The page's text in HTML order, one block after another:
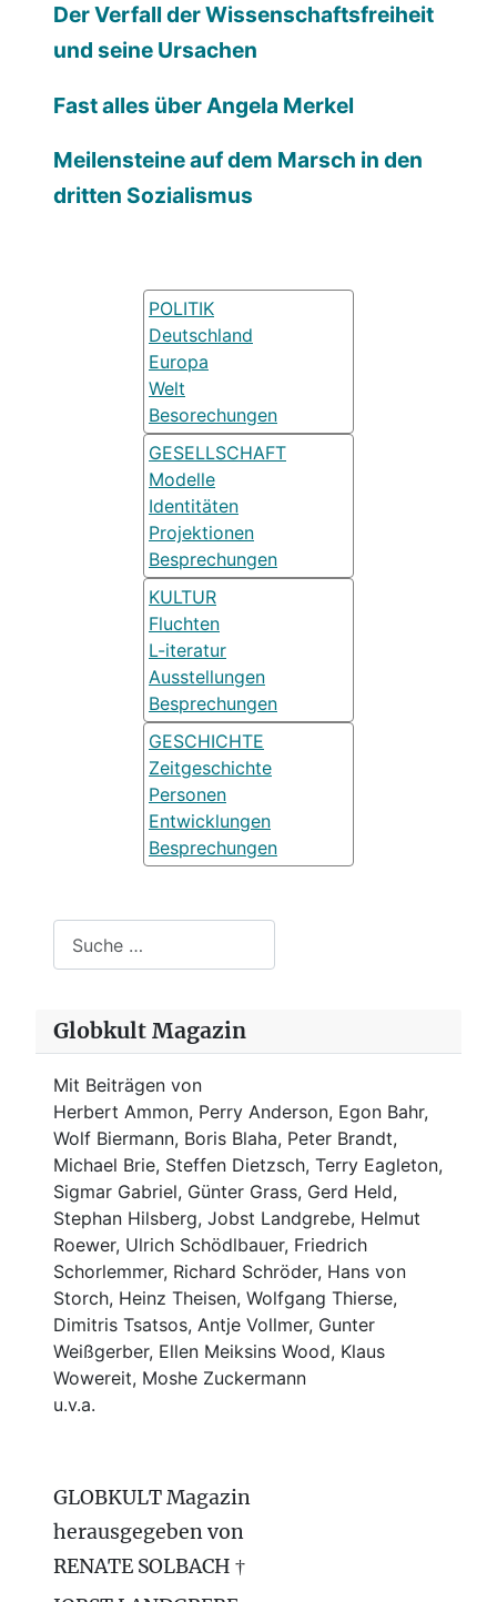
Der Verfall der Wissenschaftsfreiheit
und seine Ursachen
Fast alles über Angela Merkel
Meilensteine auf dem Marsch in den
dritten Sozialismus
POLITIK
Deutschland
Europa
Welt
Besorechungen
GESELLSCHAFT
Modelle
Identitäten
Projektionen
Besprechungen
KULTUR
Fluchten
L-iteratur
Ausstellungen
Besprechungen
GESCHICHTE
Zeitgeschichte
Personen
Entwicklungen
Besprechungen
Globkult Magazin
Mit Beiträgen von
Herbert Ammon, Perry Anderson, Egon Bahr,
Wolf Biermann, Boris Blaha, Peter Brandt,
Michael Brie, Steffen Dietzsch, Terry Eagleton,
Sigmar Gabriel, Günter Grass, Gerd Held,
Stephan Hilsberg, Jobst Landgrebe, Helmut
Roewer, Ulrich Schödlbauer, Friedrich
Schorlemmer, Richard Schröder, Hans von
Storch, Heinz Theisen, Wolfgang Thierse,
Dimitris Tsatsos, Antje Vollmer, Gunter
Weißgerber, Ellen Meiksins Wood, Klaus
Wowereit, Moshe Zuckermann
u.v.a.
GLOBKULT Magazin
herausgegeben von
RENATE SOLBACH †